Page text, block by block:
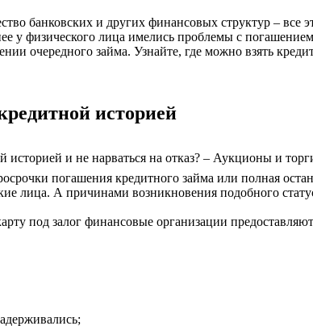
банковских и других финансовых структур – все
у физического лица имелись проблемы с
очередного займа. Узнайте, где можно взять
историей
и не нарваться на отказ? – Аукционы и
погашения кредитного займа или полная
лица. А причинами возникновения подобного
под залог финансовые организации